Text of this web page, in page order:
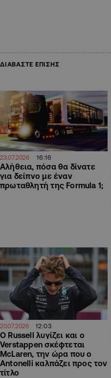
ΔΙΑΒΑΣΤΕ ΕΠΙΣΗΣ
23.07.2026 16:16
Αλήθεια, πόσα θα δίνατε
για δείπνο με έναν
πρωταθλητή της Formula 1;
20.07.2026 12:03
Ο Russell λυγίζει και ο
Verstappen σκέφτεται
McLaren, την ώρα που ο
Antonelli καλπάζει προς τον
τίτλο